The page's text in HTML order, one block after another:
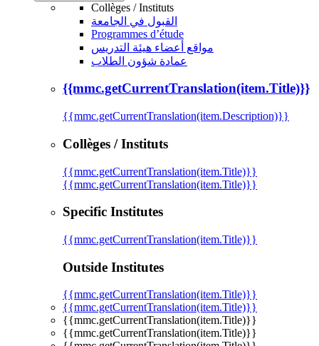
Collèges / Instituts
القبول في الجامعة
Programmes d’étude
مواقع أعضاء هيئة التدريس
عمادة شؤون الطلاب
{{mmc.getCurrentTranslation(item.Title)}}
{{mmc.getCurrentTranslation(item.Description)}}
Collèges / Instituts
{{mmc.getCurrentTranslation(item.Title)}}
{{mmc.getCurrentTranslation(item.Title)}}
Specific Institutes
{{mmc.getCurrentTranslation(item.Title)}}
Outside Institutes
{{mmc.getCurrentTranslation(item.Title)}}
{{mmc.getCurrentTranslation(item.Title)}}
{{mmc.getCurrentTranslation(item.Title)}}
{{mmc.getCurrentTranslation(item.Title)}}